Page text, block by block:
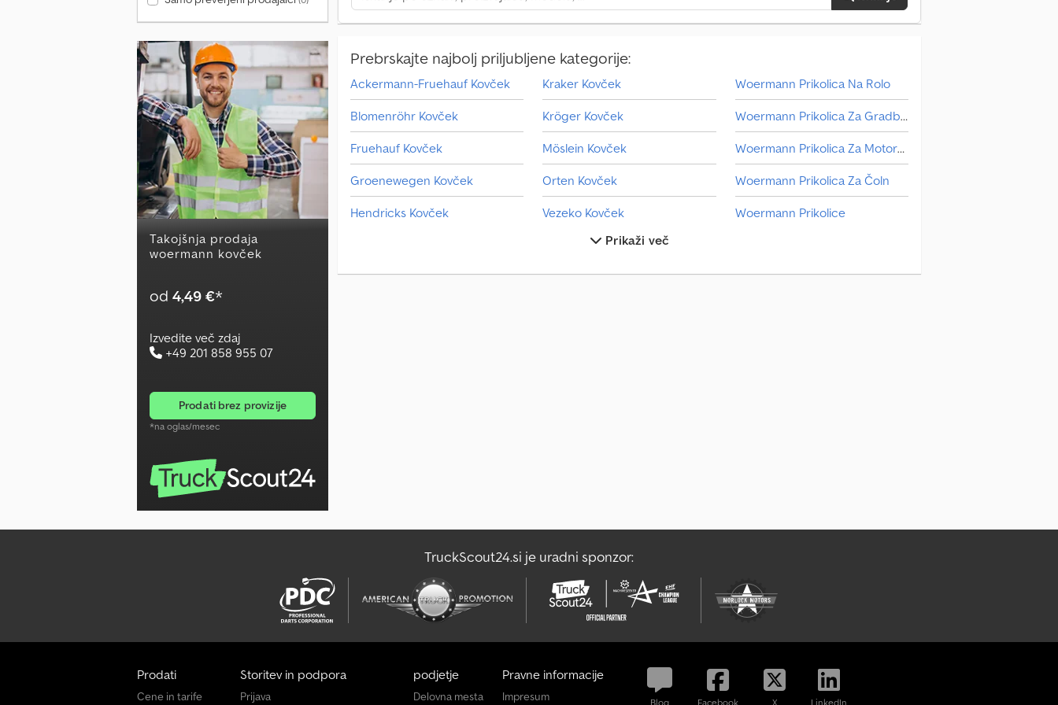
Takojšnja prodaja
woermann kovček
od 4,49 €*
Izvedite več zdaj
+49 201 858 955 07
prodati brez provizije
*na oglas/mesec
Prebrskajte najbolj priljubljene kategorije:
Ackermann-Fruehauf Kovček
Blomenröhr Kovček
Fruehauf Kovček
Groenewegen Kovček
Hendricks Kovček
Hofmann Kovček
Kraker Kovček
Kröger Kovček
Möslein Kovček
Orten Kovček
Vezeko Kovček
Viberti Kovček
Woermann Avtotransporter
Woermann Prikolica Na Rolo
Woermann Prikolica Za Gradbene Stroje
Woermann Prikolica Za Motorno Kolo
Woermann Prikolica Za Čoln
Woermann Prikolice
Woermann Senko Prikolice
Prikaži več
TruckScout24.si je uradni sponzor:
Prodati
Cene in tarife
Storitev in podpora
Prijava
podjetje
Delovna mesta
Pravne informacije
Impresum Blog Facebook X LinkedIn